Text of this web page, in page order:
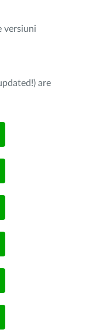
versiuni
are